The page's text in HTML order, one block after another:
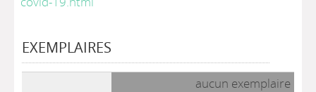
EXEMPLAIRES
aucun exemplaire